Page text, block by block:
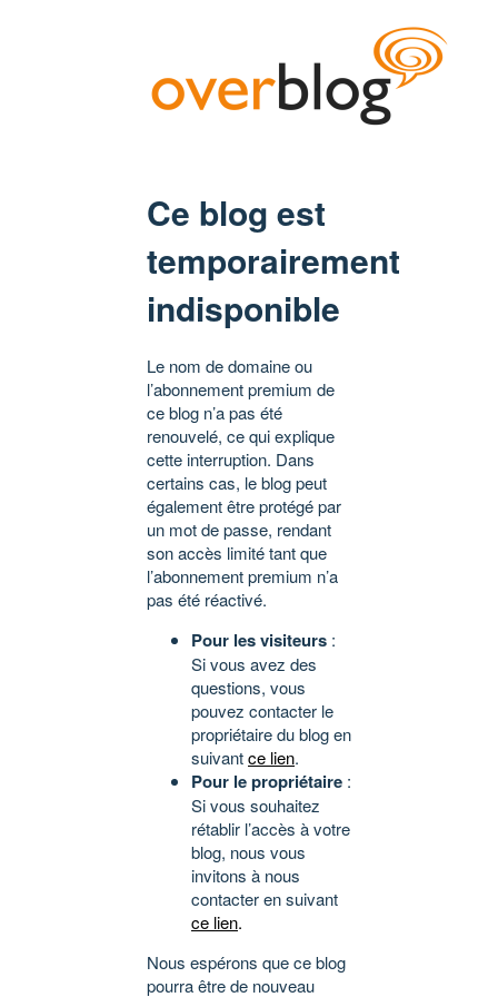
Ce blog est
temporairement
indisponible
Le nom de domaine ou
l’abonnement premium de
ce blog n’a pas été
renouvelé, ce qui explique
cette interruption. Dans
certains cas, le blog peut
également être protégé par
un mot de passe, rendant
son accès limité tant que
l’abonnement premium n’a
pas été réactivé.
Pour les visiteurs :
Si vous avez des
questions, vous
pouvez contacter le
propriétaire du blog en
suivantce lien.
Pour le propriétaire :
Si vous souhaitez
rétablir l’accès à votre
blog, nous vous
invitons à nous
contacter en suivant
ce lien.
Nous espérons que ce blog
pourra être de nouveau